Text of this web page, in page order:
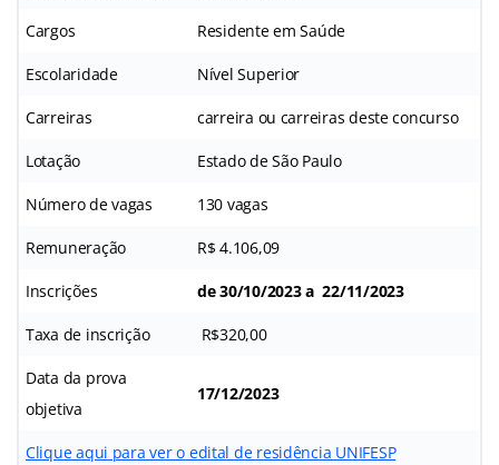
Cargos Residente em Saúde
Escolaridade Nível Superior
Carreiras carreira ou carreiras deste concurso
Lotação Estado de São Paulo
Número de vagas 130 vagas
Remuneração R$ 4.106,09
Inscrições de 30/10/2023 a 22/11/2023
Taxa de inscrição R$320,00
Data da prova
objetiva
17/12/2023
Clique aqui para ver o edital de residência UNIFESP